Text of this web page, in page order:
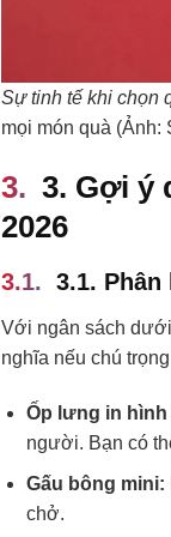
Sự tinh tế khi chọn
mọi món quà (Ảnh:
3. Gợi ý
2026
3.1.
Với ngân sách
nghĩa nếu chú
Ốp lưng in hình
người. Bạn có
Gấu bông mini:
chở.